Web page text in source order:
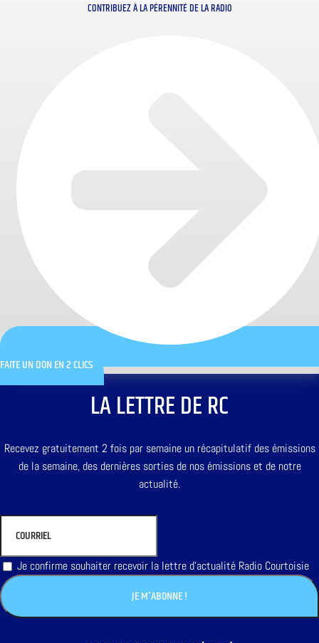
CONTRIBUEZ À LA PÉRENNITÉ DE LA RADIO
FAITE UN DON EN 2 CLICS
LA LETTRE DE RC
Recevez gratuitement 2 fois par semaine un récapitulatif des émissions
de la semaine, des dernières sorties de nos émissions et de notre
actualité.
Je confirme souhaiter recevoir la lettre d'actualité Radio Courtoisie